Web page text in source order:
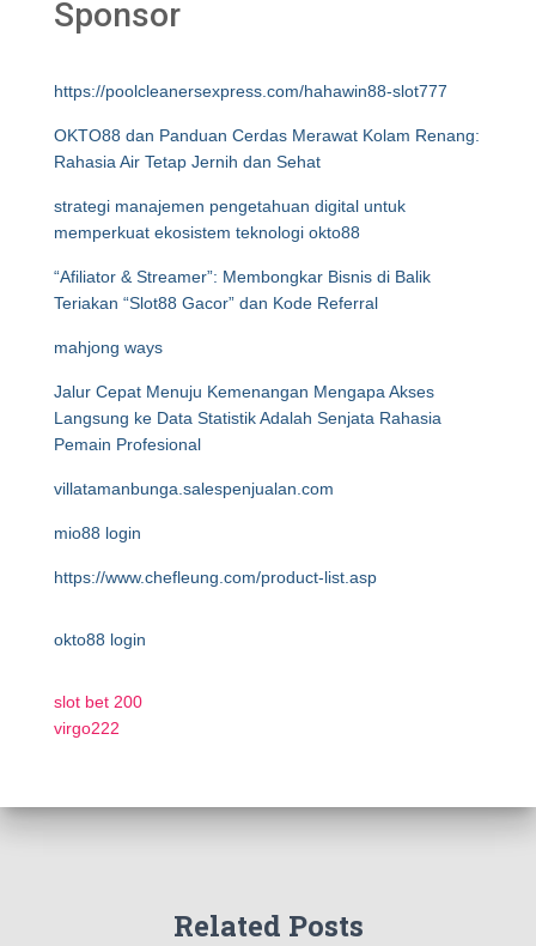
Sponsor
https://poolcleanersexpress.com/hahawin88-slot777
OKTO88 dan Panduan Cerdas Merawat Kolam Renang:
Rahasia Air Tetap Jernih dan Sehat
strategi manajemen pengetahuan digital untuk
memperkuat ekosistem teknologi okto88
“Afiliator & Streamer”: Membongkar Bisnis di Balik
Teriakan “Slot88 Gacor” dan Kode Referral
mahjong ways
Jalur Cepat Menuju Kemenangan Mengapa Akses
Langsung ke Data Statistik Adalah Senjata Rahasia
Pemain Profesional
villatamanbunga.salespenjualan.com
mio88 login
https://www.chefleung.com/product-list.asp
okto88 login
slot bet 200
virgo222
Related Posts